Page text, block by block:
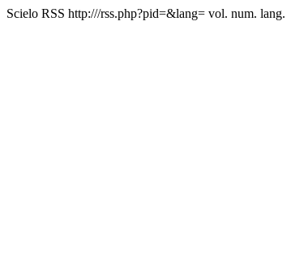
Scielo RSS http:///rss.php?pid=&lang= vol. num. lang.